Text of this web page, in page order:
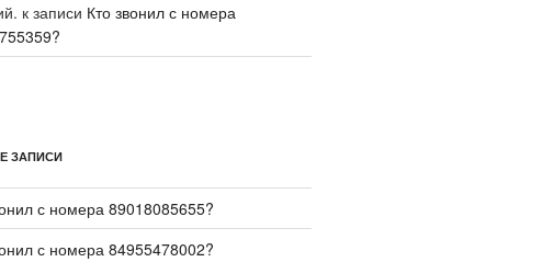
к записи Кто звонил с номера
ЗАПИСИ
с номера 89018085655?
с номера 84955478002?